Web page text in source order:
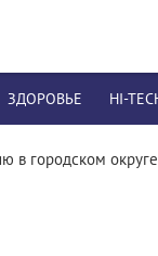
ЗДОРОВЬЕ HI-
в городском